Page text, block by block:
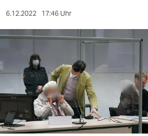
sport
berlin
wahrheit
verlag
verlag
6.12.2022 17:46 Uhr